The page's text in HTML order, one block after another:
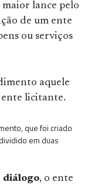
maior lance pelo
de um ente
ou serviços
aquele
ente licitante.
que foi criado
em duas
diálogo, o ente